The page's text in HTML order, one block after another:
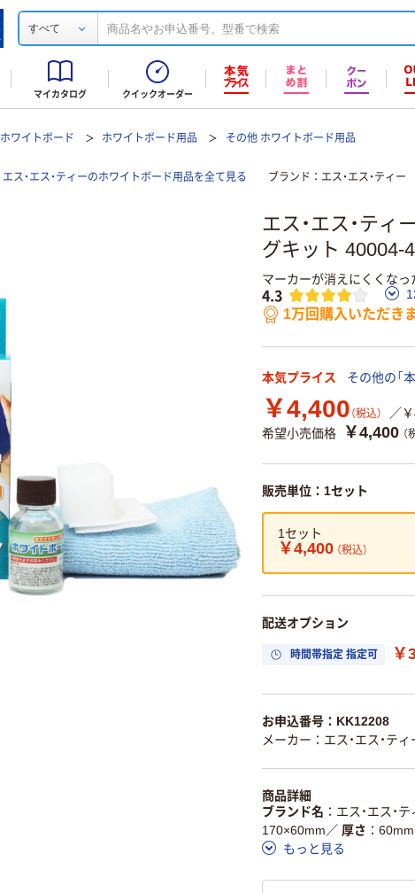
すべて
マイカタログ クイックオーダー
ホワイトボード ホワイトボード用品 その他 ホワイトボード用品
エス・エス・ティーのホワイトボード用品を全て見る ブランド エス・エス・ティー
エス・エス・テ
グキット 40004-
マーカーが消えにくくな
4.3
1万回購入いただき
本気プライス その他の「
￥4,400 （税込）
／
希望小売価格
￥4,400 （
販売単位：1セット
1セット
￥4,400 （税込）
配送オプション
時間帯指定 指定可 ￥
お申込番号：KK12208
メーカー：エス・エス・ティ
商品詳細
ブランド名
エス・エス・
170×60mm ／ 厚さ
60mm
もっと見る